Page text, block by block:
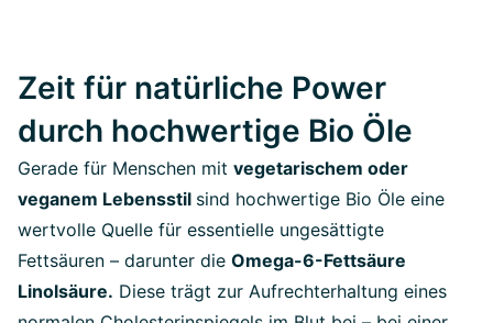
Zeit für natürliche Power
durch hochwertige Bio Öle
Gerade für Menschen mit vegetarischem oder
veganem Lebensstil sind hochwertige Bio Öle eine
wertvolle Quelle für essentielle ungesättigte
Fettsäuren – darunter die Omega-6-Fettsäure
Linolsäure. Diese trägt zur Aufrechterhaltung eines